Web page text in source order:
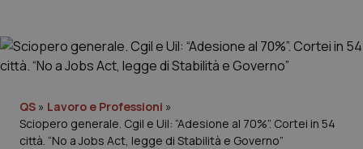
Governo e Parlamento
QS » Lavoro e Professioni »
Sciopero generale. Cgil e Uil: “Adesione al 70%”. Cortei in 54
città. “No a Jobs Act, legge di Stabilità e Governo”